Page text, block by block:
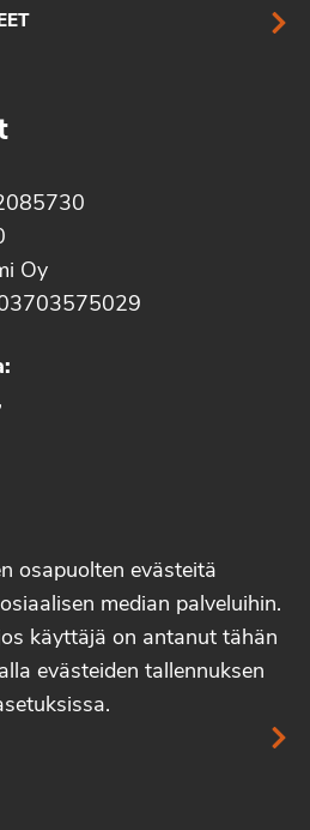
Oy
osapuolten evästeitä
median palveluihin.
käyttäjä on antanut tähän
evästeiden tallennuksen